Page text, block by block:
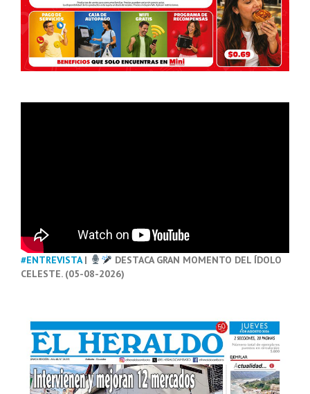
#ENTREVISTA|
DESTACA GRAN MOMENTO DEL ÍDOLO
CELESTE. (05-08-2026)